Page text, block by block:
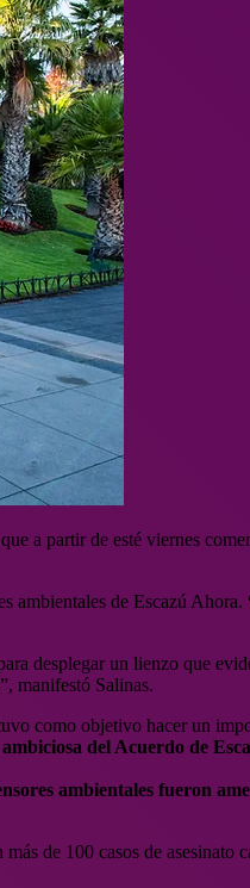
a partir de esté viernes
ambientales de Escazú Ahora.
desplegar un lienzo que
manifestó Salinas.
como objetivo hacer un
del Acuerdo de
ambientales fueron
de 100 casos de asesinato